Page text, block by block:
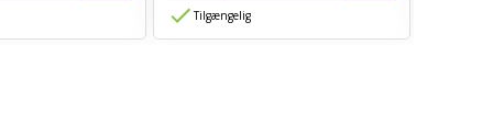
Tilgængelig